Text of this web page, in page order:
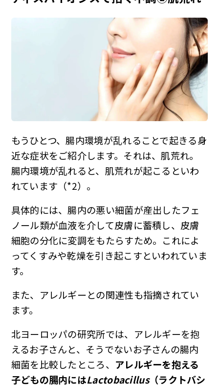
もうひとつ、腸内環境が乱れることで起きる身
近な症状をご紹介します。それは、肌荒れ。
腸内環境が乱れると、肌荒れが起こるといわ
れています（*2）。
具体的には、腸内の悪い細菌が産出したフェ
ノール類が血液を介して皮膚に蓄積し、皮膚
細胞の分化に変調をもたらすため。これによ
ってくすみや乾燥を引き起こすといわれていま
す。
また、アレルギーとの関連性も指摘されてい
ます。
北ヨーロッパの研究所では、アレルギーを抱
えるお子さんと、そうでないお子さんの腸内
細菌を比較したところ、 アレルギーを抱える
子どもの腸内にはLactobacillus（ラクトバシ